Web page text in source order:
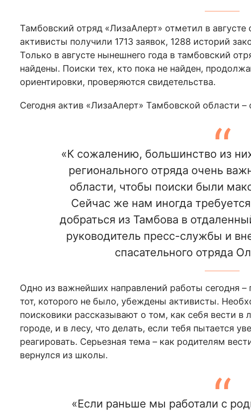
Тамбовский отряд «ЛизаАлерт» отметил в
активисты получили 1713 заявок, 1288 историй
Только в августе нынешнего года в тамбовский
найдены. Поиски тех, кто пока не найден,
ориентировки, проверяются свидетельства.
Сегодня актив «ЛизаАлерт» Тамбовской области –
«К сожалению, большинство из
регионального отряда очень
области, чтобы поиски были
Сейчас же нам иногда
добраться из Тамбова в
руководитель пресс-службы и
спасательного отряда
Одно из важнейших направлений работы сегодня
тот, которого не было, убеждены активисты.
поисковики рассказывают о том, как себя вести в
городе, и в лесу, что делать, если тебя пытается
реагировать. Серьезная тема – как родителям
вернулся из школы.
«Если раньше мы работали с